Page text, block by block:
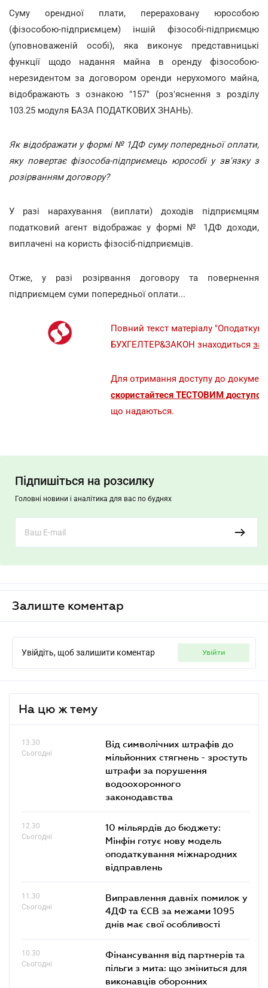
Суму орендної плати, перераховану юрособою
(фізособою-підприємцем) іншій фізособі-підприємцю
(уповноваженій особі), яка виконує представницькі
функції щодо надання майна в оренду фізособою-
нерезидентом за договором оренди нерухомого майна,
відображають з ознакою "157" (роз'яснення з розділу
103.25 модуля БАЗА ПОДАТКОВИХ ЗНАНЬ).
Як відображати у формі № 1ДФ суму попередньої оплати,
яку повертає фізособа-підприємець юрособі у зв'язку з
розірванням договору?
У разі нарахування (виплати) доходів підприємцям
податковий агент відображає у формі № 1ДФ доходи,
виплачені на користь фізосіб-підприємців.
Отже, у разі розірвання договору та повернення
підприємцем суми попередньої оплати...
Повний текст матеріалу
БУХГЕЛТЕР&ЗАКОН знаходиться за
Для отримання доступу до
скористайтеся ТЕСТОВИМ доступом
що надаються.
Підпишіться на розсилку
Головні новини і аналітика для вас по буднях
Залиште коментар
Увійдіть, щоб залишити коментар увійти
На цю ж тему
13.30
Сьогодні
Від символічних штрафів до
мільйонних стягнень - зростуть
штрафи за порушення
водоохоронного
законодавства
12.30
Сьогодні
10 мільярдів до бюджету:
Мінфін готує нову модель
оподаткування міжнародних
відправлень
11.30
Сьогодні
Виправлення давніх помилок у
4ДФ та ЄСВ за межами 1095
днів має свої особливості
10.30
Сьогодні
Фінансування від партнерів та
пільги з мита: що зміниться для
виконавців оборонних